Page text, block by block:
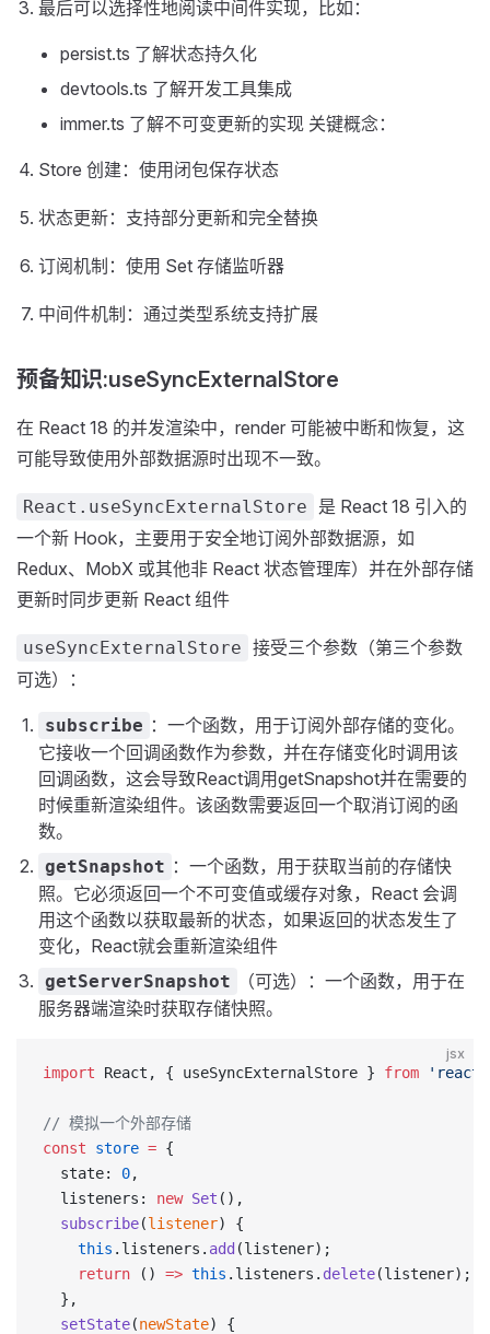
最后可以选择性地阅读中间件实现，比如：
persist.ts 了解状态持久化
devtools.ts 了解开发工具集成
immer.ts 了解不可变更新的实现 关键概念：
Store 创建：使用闭包保存状态
状态更新：支持部分更新和完全替换
订阅机制：使用 Set 存储监听器
中间件机制：通过类型系统支持扩展
预备知识:useSyncExternalStore
在 React 18 的并发渲染中，render 可能被中断和恢复，这
可能导致使用外部数据源时出现不一致。
React.useSyncExternalStore
是 React 18 引入的
一个新 Hook，主要用于安全地订阅外部数据源，如
Redux、MobX 或其他非 React 状态管理库）并在外部存储
更新时同步更新 React 组件
useSyncExternalStore 接受三个参数（第三个参数
可选）：
subscribe ：一个函数，用于订阅外部存储的变化。
它接收一个回调函数作为参数，并在存储变化时调用该
回调函数，这会导致React调用getSnapshot并在需要的
时候重新渲染组件。该函数需要返回一个取消订阅的函
数。
getSnapshot ：一个函数，用于获取当前的存储快
照。它必须返回一个不可变值或缓存对象，React 会调
用这个函数以获取最新的状态，如果返回的状态发生了
变化，React就会重新渲染组件
getServerSnapshot
（可选）：一个函数，用于在
服务器端渲染时获取存储快照。
jsx
import React, { useSyncExternalStore } from 'react'
// 模拟一个外部存储
const store = {
  state:
0,
  listeners:
new Set (),
  subscribe
(listener) {
    this
.listeners. add (listener);
    return
() => this .listeners. delete(listener);
  },
  setState
(newState) {